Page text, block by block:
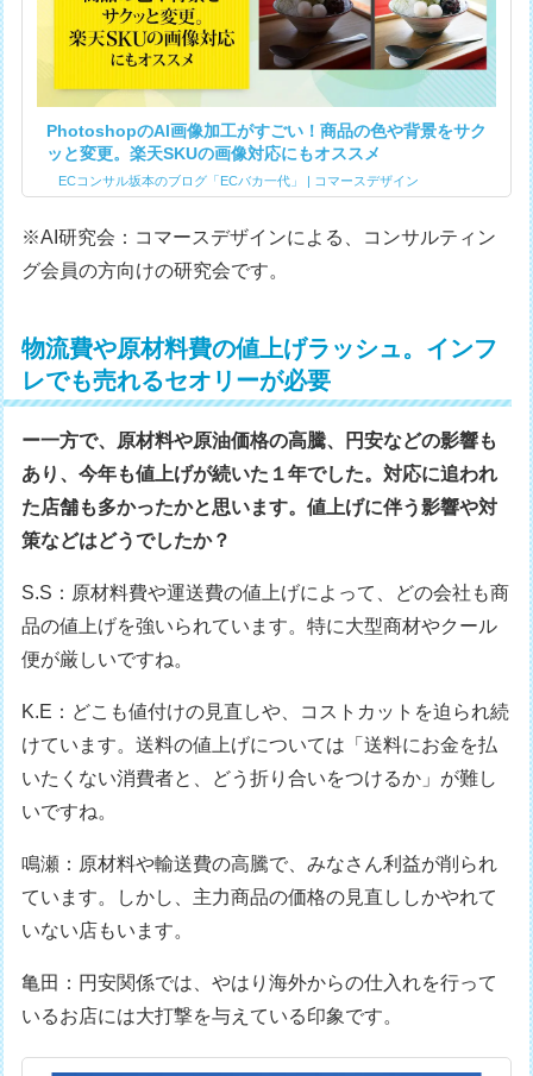
PhotoshopのAI画像加工がすごい！商品の色や背景をサク
ッと変更。楽天SKUの画像対応にもオススメ
ECコンサル坂本のブログ「ECバカ一代」 | コマースデザイン
※AI研究会：コマースデザインによる、コンサルティン
グ会員の方向けの研究会です。
物流費や原材料費の値上げラッシュ。インフ
レでも売れるセオリーが必要
ー一方で、原材料や原油価格の高騰、円安などの影響も
あり、今年も値上げが続いた１年でした。対応に追われ
た店舗も多かったかと思います。値上げに伴う影響や対
策などはどうでしたか？
S.S：原材料費や運送費の値上げによって、どの会社も商
品の値上げを強いられています。特に大型商材やクール
便が厳しいですね。
K.E：どこも値付けの見直しや、コストカットを迫られ続
けています。送料の値上げについては「送料にお金を払
いたくない消費者と、どう折り合いをつけるか」が難し
いですね。
鳴瀬：原材料や輸送費の高騰で、みなさん利益が削られ
ています。しかし、主力商品の価格の見直ししかやれて
いない店もいます。
亀田：円安関係では、やはり海外からの仕入れを行って
いるお店には大打撃を与えている印象です。